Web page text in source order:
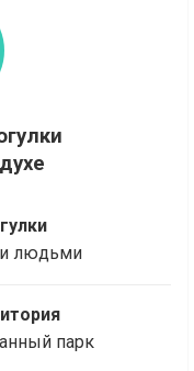
людьми
парк